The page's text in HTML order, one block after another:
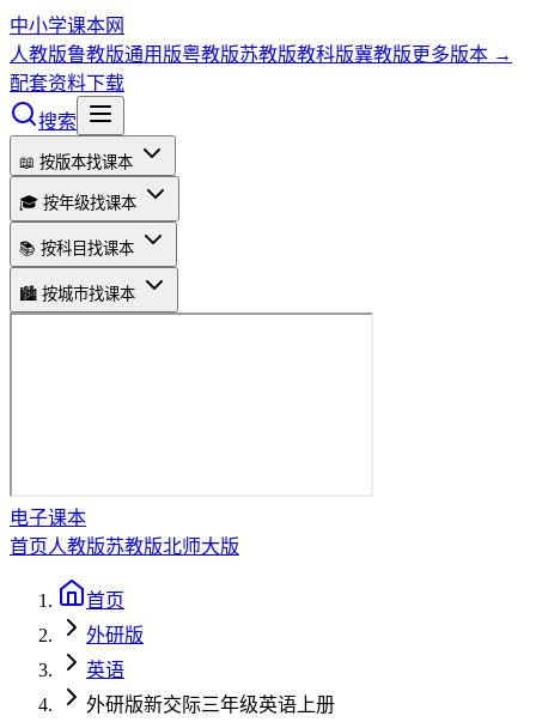
中小学课本网
人教版鲁教版通用版粤教版苏教版教科版冀教版更多版本 →
配套资料下载
搜索
📖 按版本找课本
🎓 按年级找课本
📚 按科目找课本
🏙️ 按城市找课本
电子课本
首页人教版苏教版北师大版
首页
外研版
英语
外研版新交际三年级英语上册